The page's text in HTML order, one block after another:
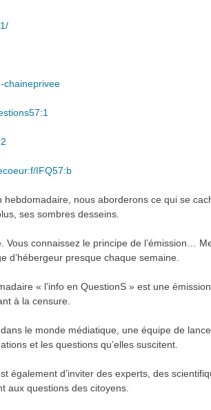
chaineprivee
IFQ57:b
nous aborderons ce qui se
ses sombres desseins.
Vous connaissez le principe de l’émission…
d’hébergeur presque chaque semaine.
« l’info en QuestionS » est une
à la censure.
le monde médiatique, une équipe de
et les questions qu’elles suscitent.
également d’inviter des experts, des
aux questions des citoyens.